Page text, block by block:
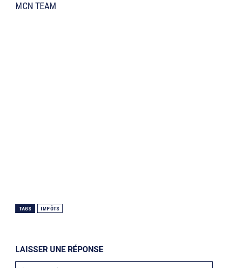
MCN TEAM
TAGS IMPÔTS
LAISSER UNE RÉPONSE